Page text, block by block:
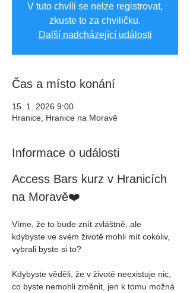
V tuto chvíli se nelze registrovat,
zkuste to za chviličku.
Další nadcházející události
Čas a místo konání
15. 1. 2026 9:00
Hranice, Hranice na Moravě
Informace o události
Access Bars kurz v Hranicích
na Moravě❤️
Víme, že to bude znít zvláštně, ale
kdybyste ve svém životě mohli mít cokoliv,
vybrali byste si to?
Kdybyste věděli, že v životě neexistuje nic,
co byste nemohli změnit, jen k tomu možná